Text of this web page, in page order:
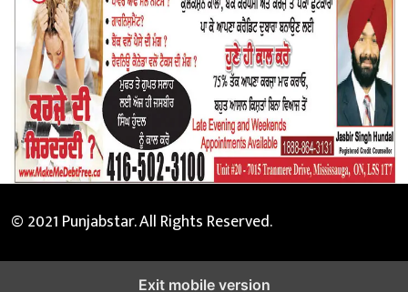
© 2021 Punjabstar. All Rights Reserved.
Exit mobile version